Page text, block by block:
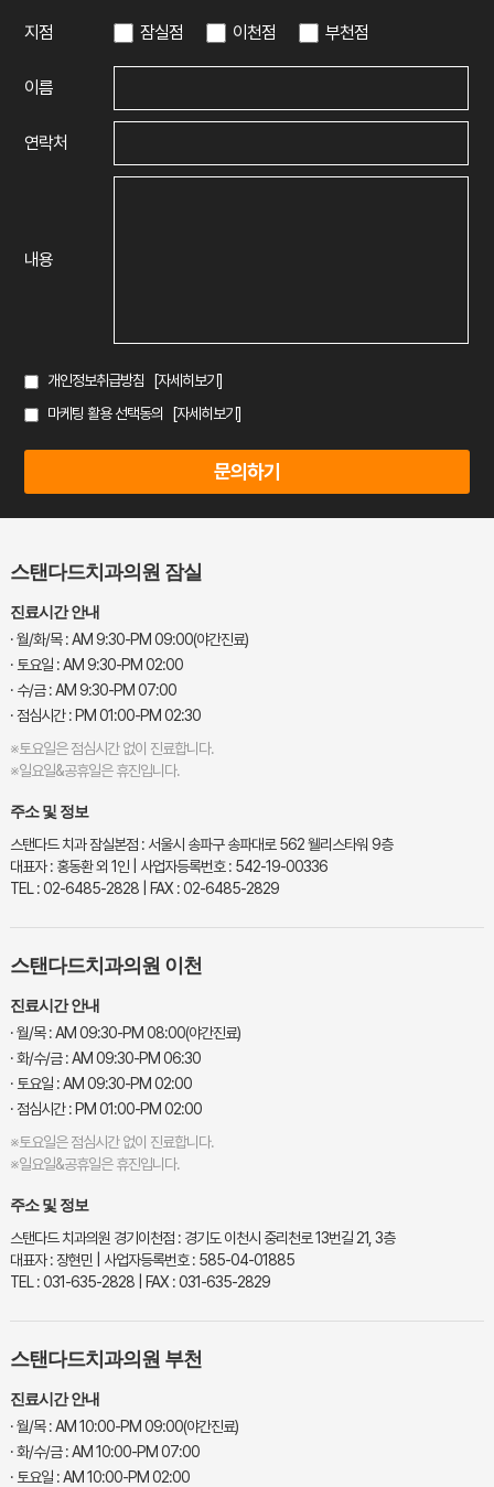
지점 잠실점 이천점 부천점
이름
연락처
내용
개인정보취급방침
[자세히보기]
마케팅 활용 선택동의
[자세히보기]
스탠다드치과의원 잠실
진료시간 안내
· 월/화/목 : AM 9:30-PM 09:00(야간진료)
· 토요일 : AM 9:30-PM 02:00
· 수/금 : AM 9:30-PM 07:00
· 점심시간 : PM 01:00-PM 02:30
※토요일은 점심시간 없이 진료합니다.
※일요일&공휴일은 휴진입니다.
주소 및 정보
스탠다드 치과 잠실본점 : 서울시 송파구 송파대로 562 웰리스타워 9층
대표자 : 홍동환 외 1인 | 사업자등록번호 : 542-19-00336
TEL : 02-6485-2828 | FAX : 02-6485-2829
스탠다드치과의원 이천
진료시간 안내
· 월/목 : AM 09:30-PM 08:00(야간진료)
· 화/수/금 : AM 09:30-PM 06:30
· 토요일 : AM 09:30-PM 02:00
· 점심시간 : PM 01:00-PM 02:00
※토요일은 점심시간 없이 진료합니다.
※일요일&공휴일은 휴진입니다.
주소 및 정보
스탠다드 치과의원 경기이천점 : 경기도 이천시 중리천로 13번길 21, 3층
대표자 : 장현민 | 사업자등록번호 : 585-04-01885
TEL : 031-635-2828 | FAX : 031-635-2829
스탠다드치과의원 부천
진료시간 안내
· 월/목 : AM 10:00-PM 09:00(야간진료)
· 화/수/금 : AM 10:00-PM 07:00
· 토요일 : AM 10:00-PM 02:00